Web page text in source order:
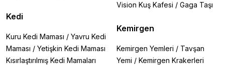
Kedi
Kuru Kedi Maması / Yavru Kedi
Maması / Yetişkin Kedi Maması
Kısırlaştırılmış Kedi Mamaları
Vision Kuş Kafesi / Gaga Taşı
Kemirgen
Kemirgen Yemleri / Tavşan
Yemi / Kemirgen Krakerleri